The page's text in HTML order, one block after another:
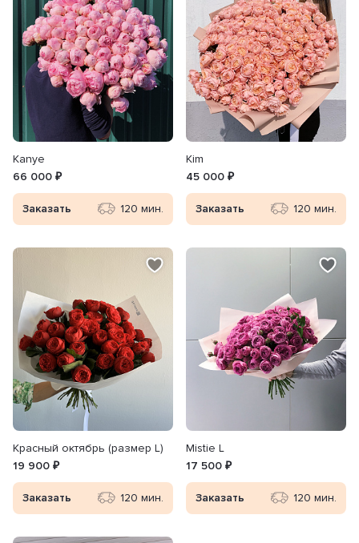
Kanye
66 000 ₽
Заказать 120 мин.
Kim
45 000 ₽
Заказать 120 мин.
Красный октябрь (размер L)
19 900 ₽
Заказать 120 мин.
Mistie L
17 500 ₽
Заказать 120 мин.